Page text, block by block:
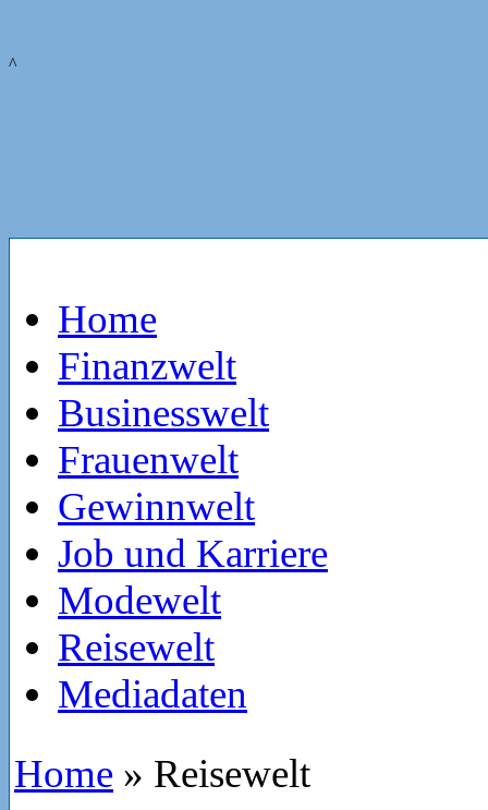
^
Home
Finanzwelt
Businesswelt
Frauenwelt
Gewinnwelt
Job und Karriere
Modewelt
Reisewelt
Mediadaten
Home » Reisewelt